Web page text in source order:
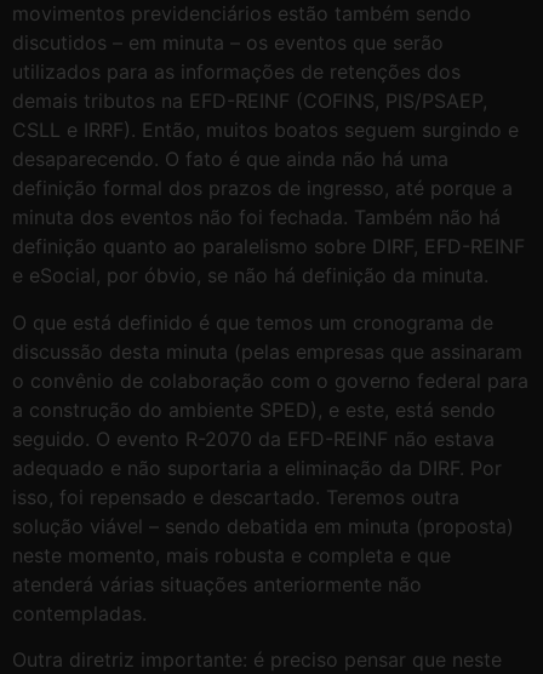
movimentos previdenciários estão também sendo
discutidos – em minuta – os eventos que serão
utilizados para as informações de retenções dos
demais tributos na EFD-REINF (COFINS, PIS/PSAEP,
CSLL e IRRF). Então, muitos boatos seguem surgindo e
desaparecendo. O fato é que ainda não há uma
definição formal dos prazos de ingresso, até porque a
minuta dos eventos não foi fechada. Também não há
definição quanto ao paralelismo sobre DIRF, EFD-REINF
e eSocial, por óbvio, se não há definição da minuta.
O que está definido é que temos um cronograma de
discussão desta minuta (pelas empresas que assinaram
o convênio de colaboração com o governo federal para
a construção do ambiente SPED), e este, está sendo
seguido. O evento R-2070 da EFD-REINF não estava
adequado e não suportaria a eliminação da DIRF. Por
isso, foi repensado e descartado. Teremos outra
solução viável – sendo debatida em minuta (proposta)
neste momento, mais robusta e completa e que
atenderá várias situações anteriormente não
contempladas.
Outra diretriz importante: é preciso pensar que neste